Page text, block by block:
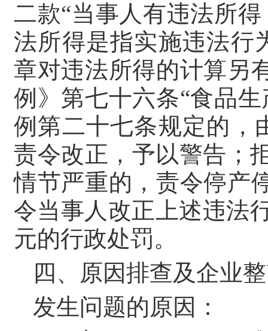
二款“当事人有违法所
法所得是指实施违法行
章对违法所得的计算另
例》第七十六条“食品
例第二十七条规定的，
责令改正，予以警告；
情节严重的，责令停产
令当事人改正上述违法
元的行政处罚。
四、原因排查及企业
发生问题的原因：